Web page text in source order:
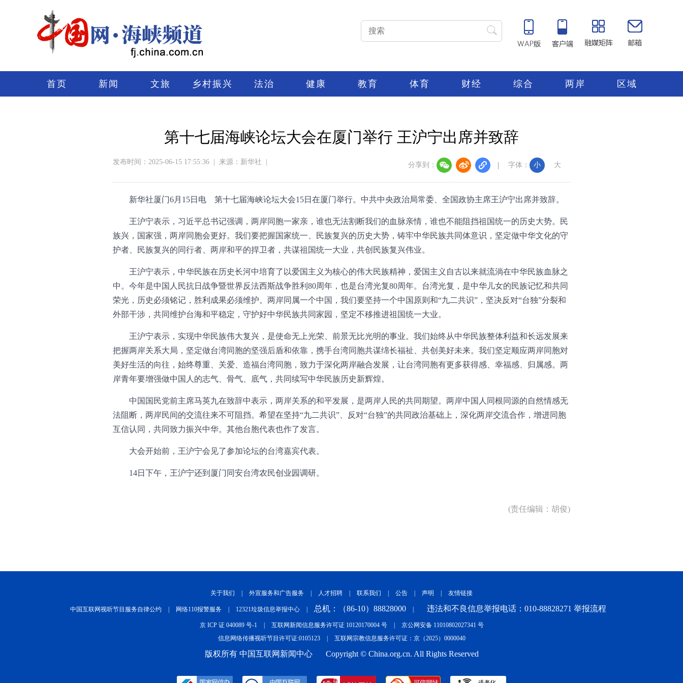
首页 新闻 文旅 乡村振兴 法治 健康 教育 体育 财经 综合 两岸 区域
第十七届海峡论坛大会在厦门举行 王沪宁出席并致辞
发布时间：2025-06-15 17:55:36 来源：新华社 分享到： 字体： 小 大
新华社厦门6月15日电 第十七届海峡论坛大会15日在厦门举行。中共中央政治局常委、全国政协主席王沪宁出席并致辞。
王沪宁表示，习近平总书记强调，两岸同胞一家亲，谁也无法割断我们的血脉亲情，谁也不能阻挡祖国统一的历史大势。民
族兴，国家强，两岸同胞会更好。我们要把握国家统一、民族复兴的历史大势，铸牢中华民族共同体意识，坚定做中华文化的守
护者、民族复兴的同行者、两岸和平的捍卫者，共谋祖国统一大业，共创民族复兴伟业。
王沪宁表示，中华民族在历史长河中培育了以爱国主义为核心的伟大民族精神，爱国主义自古以来就流淌在中华民族血脉之
中。今年是中国人民抗日战争暨世界反法西斯战争胜利80周年，也是台湾光复80周年。台湾光复，是中华儿女的民族记忆和共同
荣光，历史必须铭记，胜利成果必须维护。两岸同属一个中国，我们要坚持一个中国原则和“九二共识”，坚决反对“台独”分裂和
外部干涉，共同维护台海和平稳定，守护好中华民族共同家园，坚定不移推进祖国统一大业。
王沪宁表示，实现中华民族伟大复兴，是使命无上光荣、前景无比光明的事业。我们始终从中华民族整体利益和长远发展来
把握两岸关系大局，坚定做台湾同胞的坚强后盾和依靠，携手台湾同胞共谋绵长福祉、共创美好未来。我们坚定顺应两岸同胞对
美好生活的向往，始终尊重、关爱、造福台湾同胞，致力于深化两岸融合发展，让台湾同胞有更多获得感、幸福感、归属感。两
岸青年要增强做中国人的志气、骨气、底气，共同续写中华民族历史新辉煌。
中国国民党前主席马英九在致辞中表示，两岸关系的和平发展，是两岸人民的共同期望。两岸中国人同根同源的自然情感无
法阻断，两岸民间的交流往来不可阻挡。希望在坚持“九二共识”、反对“台独”的共同政治基础上，深化两岸交流合作，增进同胞
互信认同，共同致力振兴中华。其他台胞代表也作了发言。
大会开始前，王沪宁会见了参加论坛的台湾嘉宾代表。
14日下午，王沪宁还到厦门同安台湾农民创业园调研。
(责任编辑：胡俊)
关于我们 外宣服务和广告服务 人才招聘 联系我们 公告 声明 友情链接
中国互联网视听节目服务自律公约 网络110报警服务 12321垃圾信息举报中心 总机：（86-10）88828000 违法和不良信息举报电话：010-88828271 举报流程
京 ICP 证 040089 号-1 互联网新闻信息服务许可证 10120170004 号
京公网安备 11010802027341 号
信息网络传播视听节目许可证:0105123
互联网宗教信息服务许可证：京（2025）0000040
版权所有 中国互联网新闻中心 Copyright © China.org.cn. All Rights Reserved